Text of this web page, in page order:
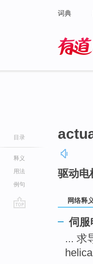
词典
目录
释义
用法
例句
驱动电
网络释义
伺服
... 求